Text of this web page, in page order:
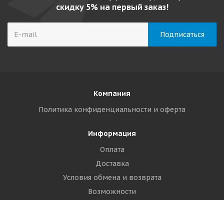
скидку 5% на первый заказ!
Компания
Политика конфиденциальности и оферта
Информация
Оплата
Доставка
Условия обмена и возврата
Возможности